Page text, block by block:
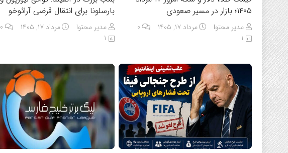
۱۴۰۵؛ بازار در مسیر صعودی
مدیر محتوا مرداد ۱۷, ۱۴۰۵
1
بارسلونا برای انتقال قرضی آرائوخو
مدیر محتوا مرداد ۱۷, ۱۴۰۵
0
1